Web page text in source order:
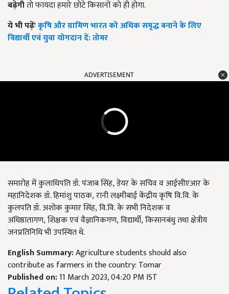
बढ़ेगीतो फायदा हमारे छोटे किसानों को ही होगा.
ये भी पढ़ेंःकृषि और ग्रामिण भारत को अधिक समृद्ध बनाने के लिए
विद्यार्थी एवं युवा योगदान दें: तोमर
ADVERTISEMENT
समारोह में कुलाधिपति डॉ. पंजाब सिंह,डेयर के सचिव व आईसीएआर के
महानिदेशक डॉ. हिमांशु पाठक,रानी लक्ष्मीबाई केंद्रीय कृषि वि.वि. के
कुलपति डॉ. अशोक कुमार सिंह,वि.वि. के सभी निदेशक व
अधिष्ठातागण,शिक्षक एवं वैज्ञानिकगण,विद्यार्थी,किसानबंधु तथा क्षेत्रीय
जनप्रतिनिधि भी उपस्थित थे.
English Summary:Agriculture students should also
contribute as farmers in the country: Tomar
Published on:11 March 2023, 04:20 PM IST